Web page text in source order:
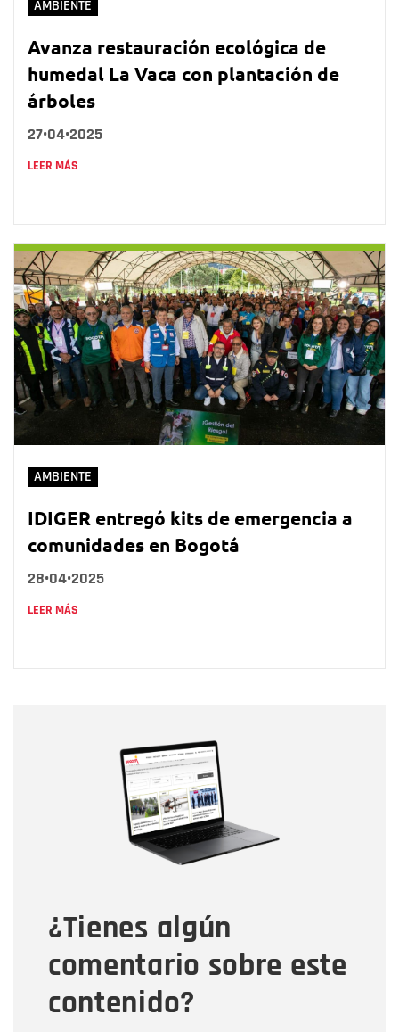
AMBIENTE
Avanza restauración ecológica de
humedal La Vaca con plantación de
árboles
27•04•2025
LEER MÁS
AMBIENTE
IDIGER entregó kits de emergencia a
comunidades en Bogotá
28•04•2025
LEER MÁS
¿Tienes algún
comentario sobre este
contenido?
Correo electrónico
Tipo de comentario
Mensaje